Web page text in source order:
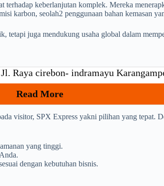
keberlanjutan komplek. Mereka
karbon, seolah2 penggunaan bahan kemasan
juga mendukung usaha global dalam
Raya cirebon- indramayu
Read More
visitor, SPX Express yakni pilihan yang tepat.
yang tinggi.
dengan kebutuhan bisnis.